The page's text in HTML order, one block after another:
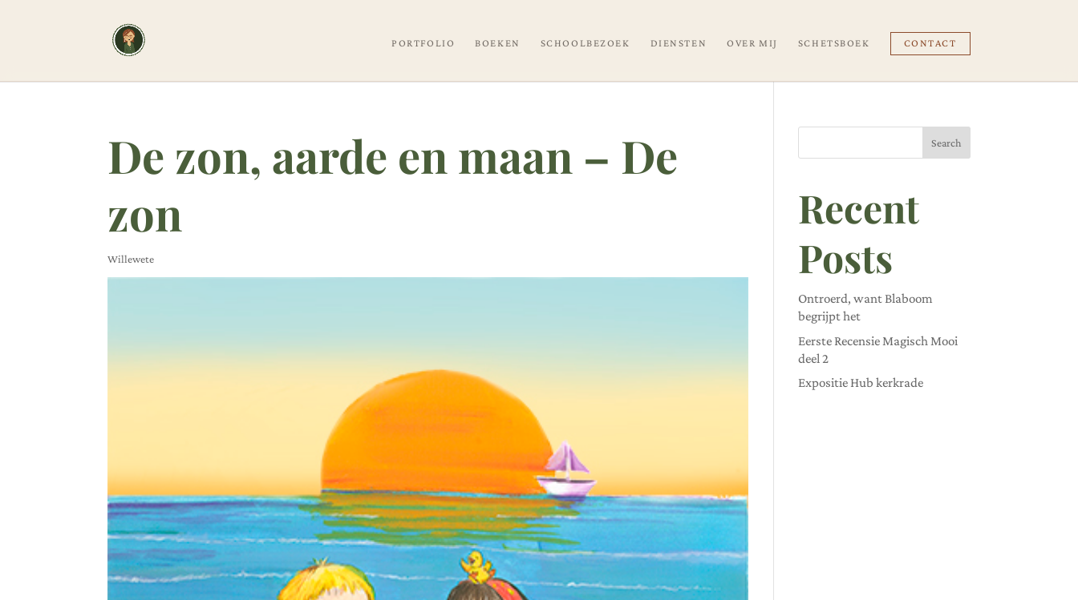
PORTFOLIO BOEKEN SCHOOLBEZOEK DIENSTEN OVER MIJ SCHETSBOEK CONTACT
De zon, aarde en maan – De
zon
Willewete
Search
Recent
Posts
Ontroerd, want Blaboom
begrijpt het
Eerste Recensie Magisch Mooi
deel 2
Expositie Hub kerkrade